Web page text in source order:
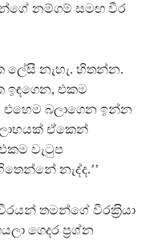
නම්ගම් සමඟ වීර
නැහැ. හිතන්න.
ඉඳගෙන, එකම
එහෙම බලාගෙන ඉන්න
ඒකෙන්
වැටුප
නැද්ද.’’
තමන්ගේ වීරක‍්‍රියා
ගෙදර ප‍්‍රශ්න